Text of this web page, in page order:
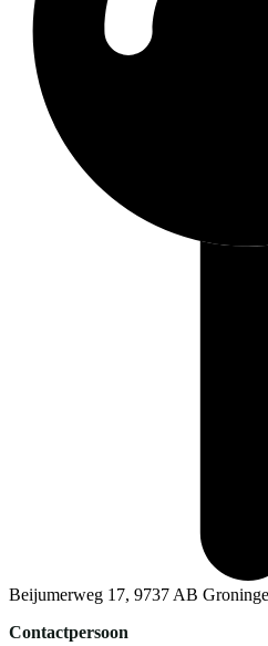
Beijumerweg 17, 9737 AB
Contactpersoon